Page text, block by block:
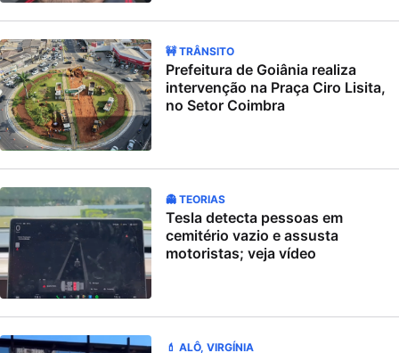
🚧 TRÂNSITO
Prefeitura de Goiânia realiza
intervenção na Praça Ciro Lisita,
no Setor Coimbra
👻 TEORIAS
Tesla detecta pessoas em
cemitério vazio e assusta
motoristas; veja vídeo
💄 ALÔ, VIRGÍNIA